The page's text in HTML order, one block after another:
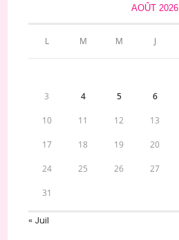
AOÛT 2026
L M M J
3 4 5 6
10 11 12 13
17 18 19 20
24 25 26 27
31
« Juil